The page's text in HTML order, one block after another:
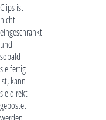
Clips ist
nicht
eingeschränkt
und
sobald
sie fertig
ist, kann
sie direkt
gepostet
werden.